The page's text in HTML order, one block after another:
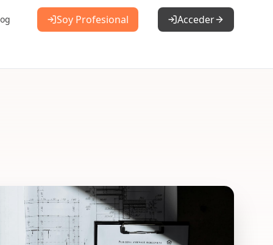
Soy Profesional Acceder